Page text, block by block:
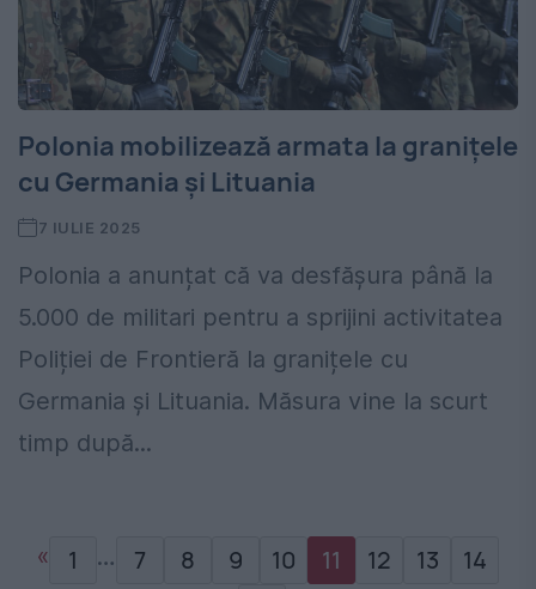
Polonia mobilizează armata la granițele
cu Germania și Lituania
7 IULIE 2025
Polonia a anunțat că va desfășura până la
5.000 de militari pentru a sprijini activitatea
Poliției de Frontieră la granițele cu
Germania și Lituania. Măsura vine la scurt
timp după...
« 1 … 7 8 9 10 11 12 13
14